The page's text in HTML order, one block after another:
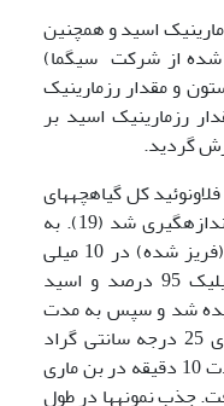
رزمارینیک اسید و همچنین
شده از شرکت سیگما)
و مقدار رزمارینیک
رزمارینیک اسید بر
گردید.
کل گیاهچه­های
بر اساس روش کریزک و همکاران اندازه­گیری شد (19). به
این منظور، مقدار 2/0 گرم از بافت­تر (فریز شده) در 10 میلی
لیتر اتانول اسیدی ( شامل الکل اتیلیک 95 درصد و اسید
به نسبت 99:1) ساییده شد و سپس به مدت
20 دقیقه با دورrpm 10000 در دمای 25 درجه سانتی گراد
سانتریفیوژ گردید. محلول رویی به مدت 10 دقیقه در بن ماری
گرفت. جذب نمونه­ها در طول